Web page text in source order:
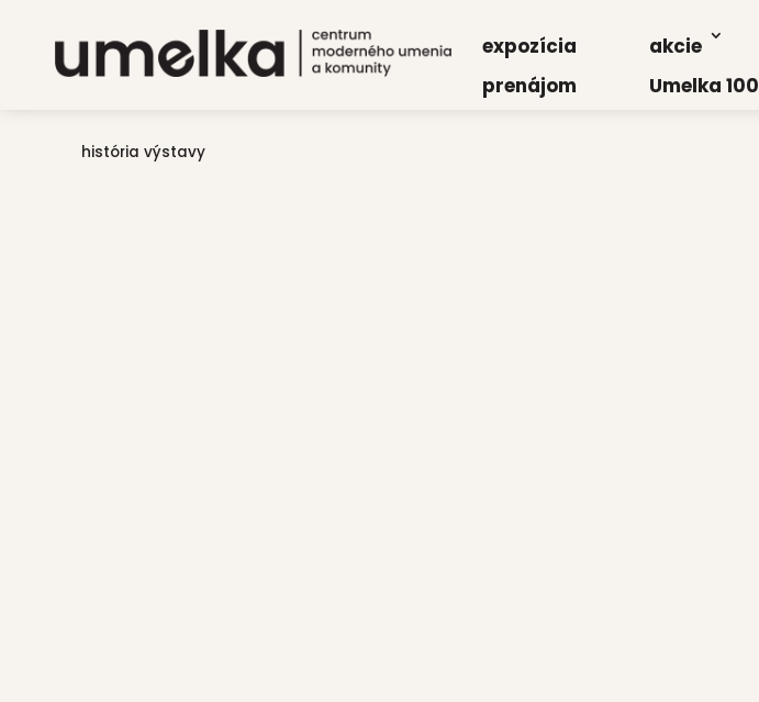
expo­zí­cia akcie
pre­ná­jom
Umel­ka 100
história výstavy